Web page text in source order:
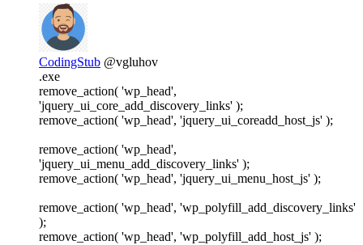
CodingStub @vgluhov
.exe
remove_action( 'wp_head',
'jquery_ui_core_add_discovery_links' );
remove_action( 'wp_head', 'jquery_ui_coreadd_host_js' );
remove_action( 'wp_head',
'jquery_ui_menu_add_discovery_links' );
remove_action( 'wp_head', 'jquery_ui_menu_host_js' );
remove_action( 'wp_head', 'wp_polyfill_add_discovery_links'
);
remove_action( 'wp_head', 'wp_polyfill_add_host_js' );